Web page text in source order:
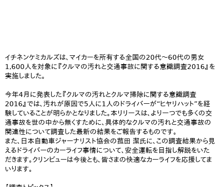
イチネンケミカルズは、マイカーを所有する全国の20代～60代の男女
1,600人を対象に『クルマの汚れと交通事故に関する意識調査2016』を
実施しました。
今年4月に発表した『クルマの汚れとクルマ掃除に関する意識調査
2016』では、汚れが原因で5人に1人のドライバーが“ヒヤリハット”を経
験していることが明らかとなりました。本リリースは、より一つでも多くの交
通事故を世の中から無くすために、具体的なクルマの汚れと交通事故の
関連性について調査した最新の結果をご報告するものです。
また、日本自動車ジャーナリスト協会の菰田 潔氏に、この調査結果から見
えるドライバーのカーライフ事情について、安全運転を目指し解説をいた
だきます。クリンビューは今後とも、皆さまの快適なカーライフを応援してま
いります。